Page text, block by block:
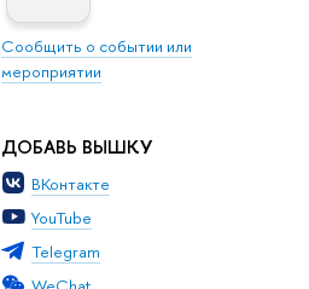
Сообщить о событии или
мероприятии
ДОБАВЬ ВЫШКУ
ВКонтакте
YouTube
Telegram